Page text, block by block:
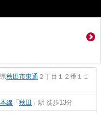
秋田市東通 ２丁目１２番１１
線 「 秋田 」駅 徒歩13分